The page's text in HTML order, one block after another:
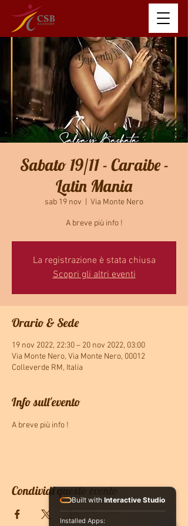
Sabato 19/11 - Caraibe -
Latin Mania
sab 19 nov Via Monte Nero
A breve più info !
La registrazione è stata chiusa
Scopri gli altri eventi
Orario & Sede
19 nov 2022, 22:30 – 20 nov 2022, 03:00
Via Monte Nero, Via Monte Nero, 00012
Colleverde RM, Italia
Info sull'evento
A breve più info !
Condividi questo evento
Built with Interactive Studio
Installed Apps: